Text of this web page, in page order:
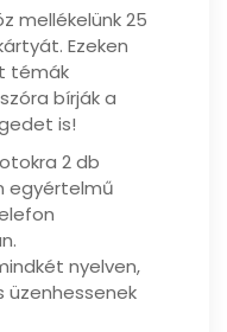
mellékelünk 25
Ezeken
témák
bírják a
is!
2 db
egyértelmű
nyelven,
üzenhessenek